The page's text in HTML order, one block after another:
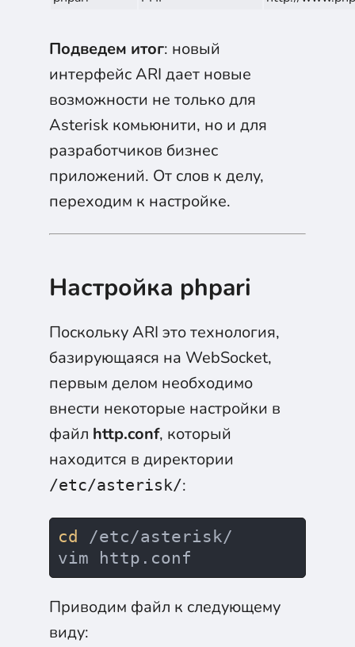
Подведем итог: новый
интерфейс ARI дает новые
возможности не только для
Asterisk комьюнити, но и для
разработчиков бизнес
приложений. От слов к делу,
переходим к настройке.
Настройка phpari
Поскольку ARI это технология,
базирующаяся на WebSocket,
первым делом необходимо
внести некоторые настройки в
файл http.conf, который
находится в директории
/etc/asterisk/:
cd
/etc/asterisk/
Приводим файл к следующему
виду: